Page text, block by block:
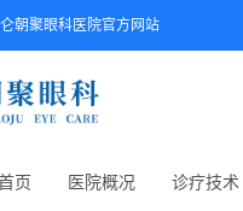
朝聚眼科医院官方网站
页 医院概况 诊疗技术